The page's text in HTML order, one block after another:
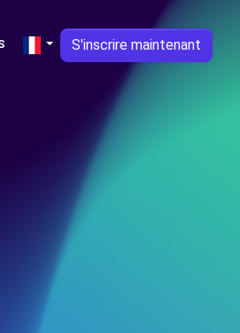
S'inscrire maintenant